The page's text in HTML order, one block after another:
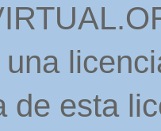
de esta